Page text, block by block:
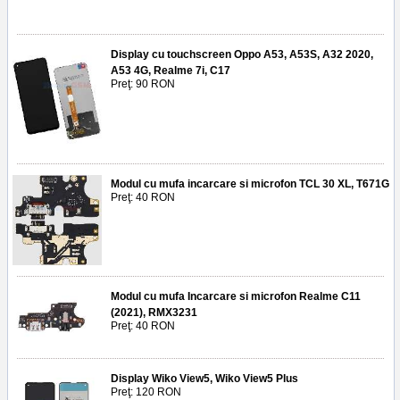
Display cu touchscreen Oppo A53, A53S, A32 2020,
A53 4G, Realme 7i, C17
Preţ: 90 RON
Modul cu mufa incarcare si microfon TCL 30 XL, T671G
Preţ: 40 RON
Modul cu mufa Incarcare si microfon Realme C11
(2021), RMX3231
Preţ: 40 RON
Display Wiko View5, Wiko View5 Plus
Preţ: 120 RON